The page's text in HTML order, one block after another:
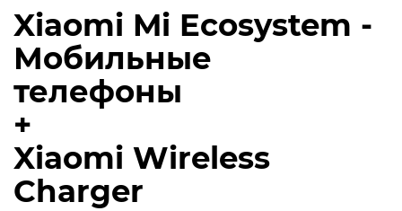
Xiaomi Mi Ecosystem -
Мобильные
телефоны
+
Xiaomi Wireless
Charger